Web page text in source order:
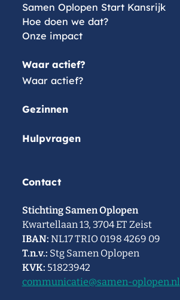
Samen Oplopen Start Kansrijk
Hoe doen we dat?
Onze impact
Waar actief?
Waar actief?
Gezinnen
Hulpvragen
Contact
Stichting Samen Oplopen
Kwartellaan 13, 3704 ET Zeist
IBAN: NL17 TRIO 0198 4269 09
T.n.v.: Stg Samen Oplopen
KVK: 51823942
communicatie@samen-oplopen.nl